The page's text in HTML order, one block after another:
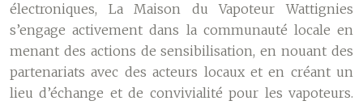
électroniques, La Maison du Vapoteur Wattignies
s’engage activement dans la communauté locale en
menant des actions de sensibilisation, en nouant des
partenariats avec des acteurs locaux et en créant un
lieu d’échange et de convivialité pour les vapoteurs.